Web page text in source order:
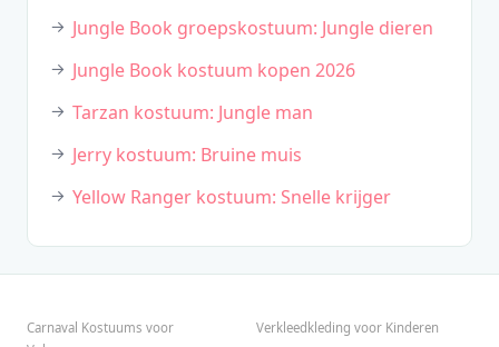
Jungle Book groepskostuum: Jungle dieren
Jungle Book kostuum kopen 2026
Tarzan kostuum: Jungle man
Jerry kostuum: Bruine muis
Yellow Ranger kostuum: Snelle krijger
Carnaval Kostuums voor
Verkleedkleding voor Kinderen